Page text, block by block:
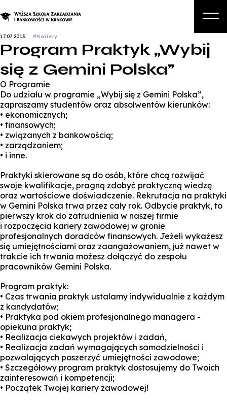
Studia podyplomowe i kursy
Zapisz się na studia
17.07.2013 #Kariery
Program Praktyk „Wybij
się z Gemini Polska”
O Programie
Do udziału w programie „Wybij się z Gemini Polska”,
zapraszamy studentów oraz absolwentów kierunków:
• ekonomicznych;
• finansowych;
• związanych z bankowością;
• zarządzaniem;
• i inne.
Praktyki skierowane są do osób, które chcą rozwijać
swoje kwalifikacje, pragną zdobyć praktyczną wiedzę
oraz wartościowe doświadczenie. Rekrutacja na praktyki
w Gemini Polska trwa przez cały rok. Odbycie praktyk, to
pierwszy krok do zatrudnienia w naszej firmie
i rozpoczęcia kariery zawodowej w gronie
profesjonalnych doradców finansowych. Jeżeli wykażesz
się umiejętnościami oraz zaangażowaniem, już nawet w
trakcie ich trwania możesz dołączyć do zespołu
pracowników Gemini Polska.
Program praktyk:
• Czas trwania praktyk ustalamy indywidualnie z każdym
z kandydatów;
• Praktyka pod okiem profesjonalnego managera -
opiekuna praktyk;
• Realizacja ciekawych projektów i zadań,
• Realizacja zadań wymagających samodzielności i
pozwalających poszerzyć umiejętności zawodowe;
• Szczegółowy program praktyk dostosujemy do Twoich
zainteresowań i kompetencji;
• Początek Twojej kariery zawodowej!